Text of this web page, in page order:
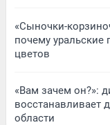
«Сыночки-
почему уральские
цветов
«Вам зачем он?»:
восстанавливает
области